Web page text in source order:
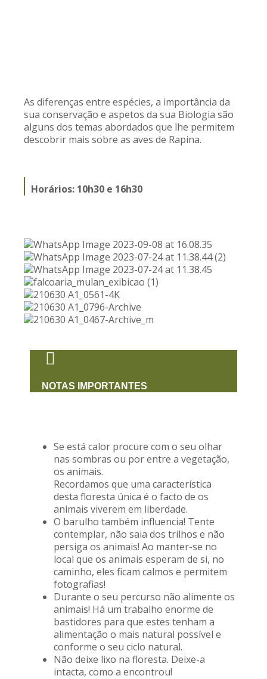
As diferenças entre espécies, a importância da
sua conservação e aspetos da sua Biologia são
alguns dos temas abordados que lhe permitem
descobrir mais sobre as aves de Rapina.
Horários: 10h30 e 16h30
NOTAS IMPORTANTES
Se está calor procure com o seu olhar
nas sombras ou por entre a vegetação,
os animais.
Recordamos que uma característica
desta floresta única é o facto de os
animais viverem em liberdade.
O barulho também influencia! Tente
contemplar, não saia dos trilhos e não
persiga os animais! Ao manter-se no
local que os animais esperam de si, no
caminho, eles ficam calmos e permitem
fotografias!
Durante o seu percurso não alimente os
animais! Há um trabalho enorme de
bastidores para que estes tenham a
alimentação o mais natural possível e
conforme o seu ciclo natural.
Não deixe lixo na floresta. Deixe-a
intacta, como a encontrou!